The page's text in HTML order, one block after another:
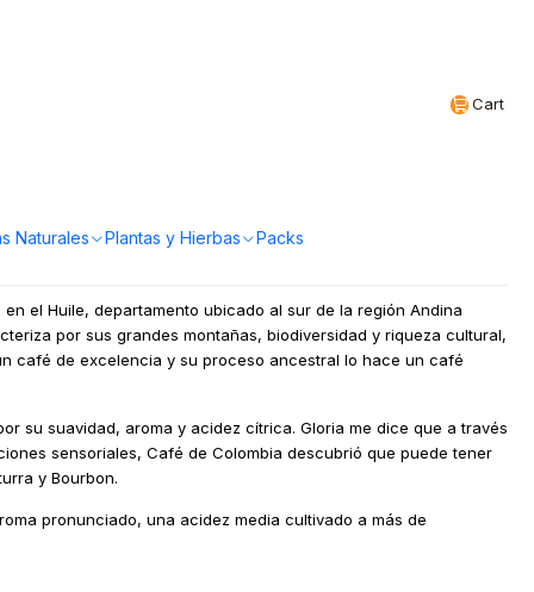
Cart
Naturales Plantas y Hierbas Packs
el Huile, departamento ubicado al sur de la región Andina
por sus grandes montañas, biodiversidad y riqueza cultural,
café de excelencia y su proceso ancestral lo hace un café
su suavidad, aroma y acidez cítrica. Gloria me dice que a través
sensoriales, Café de Colombia descubrió que puede tener
y Bourbon.
pronunciado, una acidez media cultivado a más de